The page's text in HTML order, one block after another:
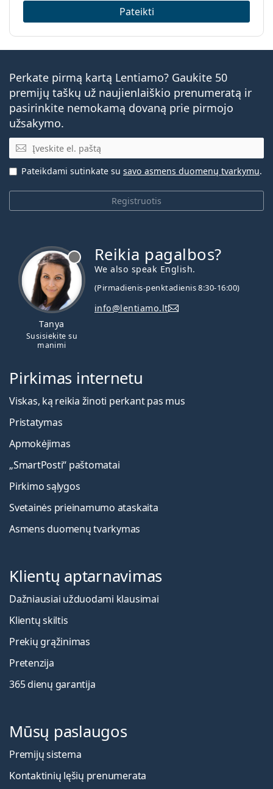
Dažniausiai užduodami klausimai
apie „Air Optix Plus Hydraglyde
for Astigmatism“
Kiek laiko galima naudoti „Air Optix Plus
Hydraglyde for Astigmatism“ kontaktinius
lęšius?
Ar galima miegoti su „Air Optix Plus Hydraglyde
for Astigmatism“?
Ką reiškia „HydraGlyde“?
Kuo skiriasi 3 vnt. ir 6 vnt. „Air Optix Plus
Hydraglyde for Astigmatism“ pakuotės?
Kiti kontaktiniai lęšiai astigmatizmui
„Air Optix for Astigmatism“ kontaktinių lęšių
naudotojai gali pradėti naudoti naujus „Air Optix Plus
recepto.
Dažnai parduodama kartu su lęšių tirpalu
Tai medicinos prietaisas. Prieš naudojimą perskaitykite
instrukcijas
Kita
Kategorija:
Mėnesiniai lęšiai
Toriniai lęšiai
Prailginto nešiojimo lęšiai
Silikono-hidrogelio lęšiai
Pateikti
Perkate pirmą kartą Lentiamo? Gaukite 50
premijų taškų už naujienlaiškio prenumeratą ir
pasirinkite nemokamą dovaną prie pirmojo
užsakymo.
El. pašto adresas
Registruotis
Pateikdami sutinkate su savo asmens duomenų tvarkymu.
Tanya
Susisiekite su
manimi
Reikia pagalbos?
We also speak English.
(Pirmadienis-penktadienis 8:30-16:00)
info@lentiamo.lt
Pirkimas internetu
Viskas, ką reikia žinoti perkant pas mus
Pristatymas
Apmokėjimas
„SmartPosti“ paštomatai
Pirkimo sąlygos
Svetainės prieinamumo ataskaita
Asmens duomenų tvarkymas
Klientų aptarnavimas
Dažniausiai užduodami klausimai
Klientų skiltis
Prekių grąžinimas
Pretenzija
365 dienų garantija
Mūsų paslaugos
Premijų sistema
Kontaktinių lęšių prenumerata